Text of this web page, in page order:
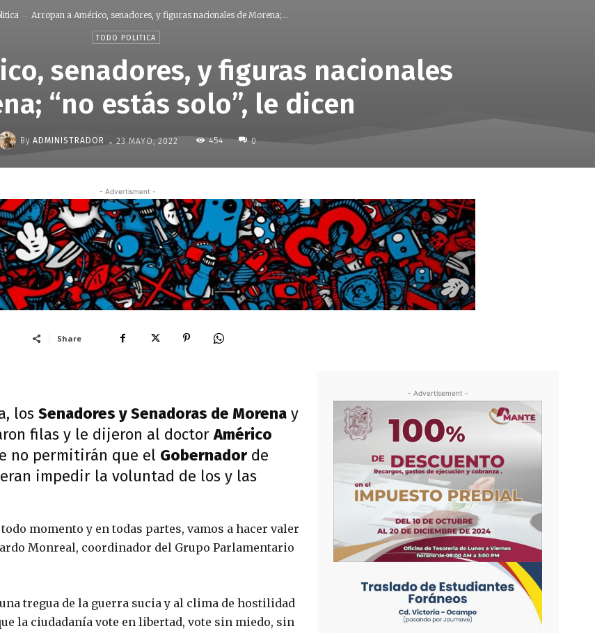
Arropan a Américo, senadores, y figuras nacionales de Morena;...
TODO POLITICA
senadores, y figuras nacionales
“no estás solo”, le dicen
By ADMINISTRADOR - 23 MAYO, 2022 454 0
- Advertisment -
Share
los Senadores y Senadoras de Morena y
filas y le dijeron al doctorAmérico
no permitirán que el Gobernador de
impedir la voluntad de los y las
momento y en todas partes, vamos a hacer valer
Monreal, coordinador del Grupo Parlamentario
tregua de la guerra sucia y al clima de hostilidad
la ciudadanía vote en libertad, vote sin miedo, sin
- Advertisement -